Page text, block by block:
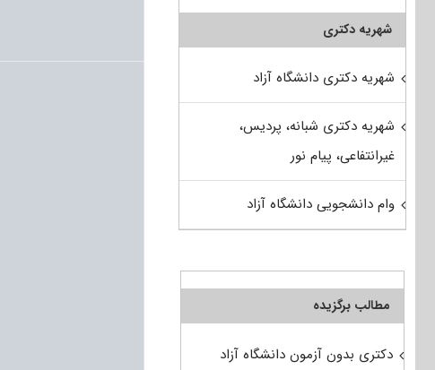
شهریه دکتری
شهریه دکتری دانشگاه آزاد
شهریه دکتری شبانه، پردیس،
غیرانتفاعی، پیام نور
وام دانشجویی دانشگاه آزاد
مطالب برگزیده
دکتری بدون آزمون دانشگاه آزاد